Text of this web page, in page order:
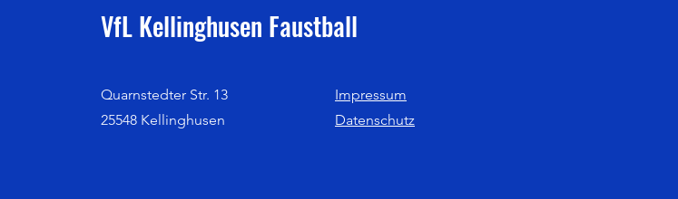
VfL Kellinghusen Faustball
Quarnstedter Str. 13
25548 Kellinghusen
Impressum
Datenschutz